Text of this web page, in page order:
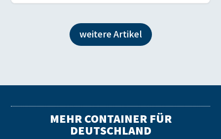
weitere Artikel
MEHR CONTAINER FÜR
DEUTSCHLAND